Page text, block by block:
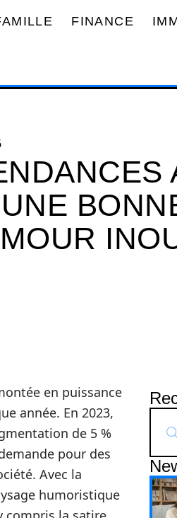
FINANCE
en puissance
année. En 2023,
de 5 %
pour des
Avec la
humoristique